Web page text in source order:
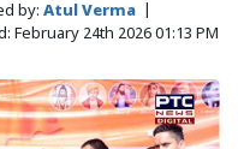
by: Atul Verma
February 24th 2026 01:13 PM